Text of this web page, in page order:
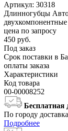
Артикул: 30318
Длинногубцы
цена по запросу
450 руб.
Под заказ
Срок поставки в
оплаты заказа
Характеристики
Код товара
00-00008252
Бесплатная
По городу
Подробнее